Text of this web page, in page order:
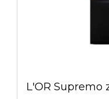
L'OR Supremo